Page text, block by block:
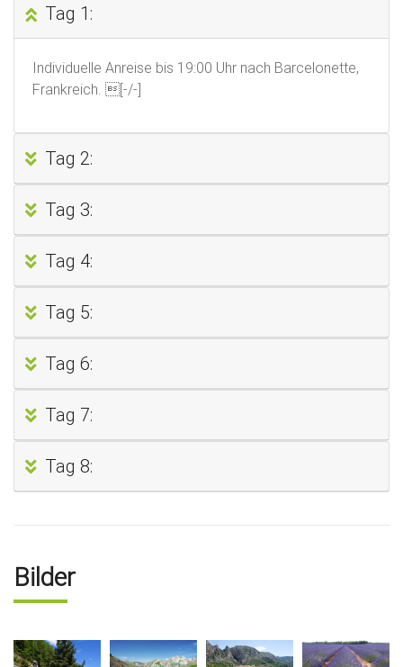
Tag 1:
Individuelle Anreise bis 19:00 Uhr nach Barcelonette,
Frankreich. [-/-]
Tag 2:
Tag 3:
Tag 4:
Tag 5:
Tag 6:
Tag 7:
Tag 8:
Bilder